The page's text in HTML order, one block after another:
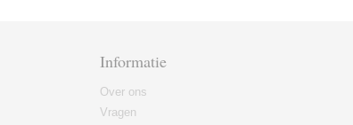
Informatie
Over ons
Vragen